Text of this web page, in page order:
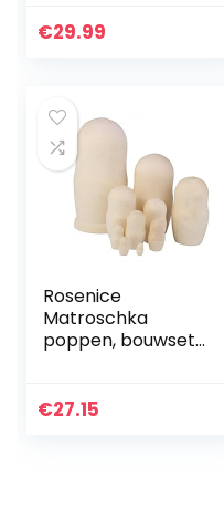
Semjonov Rode
€29.99
Rosenice
Matroschka
poppen, bouwset
€27.15